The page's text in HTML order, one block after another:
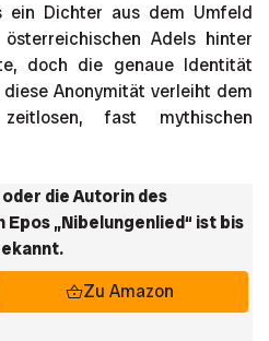
ein Dichter aus dem Umfeld
Adels hinter
doch die genaue Identität
Anonymität verleiht dem
fast mythischen
die Autorin des
Epos „Nibelungenlied“ ist bis
Zu Amazon